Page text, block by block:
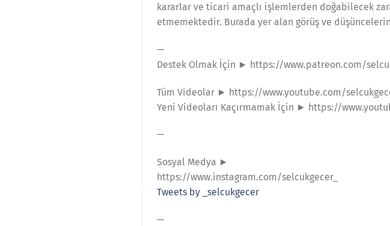
kararlar ve ticari amaçlı işlemlerden doğabilecek
etmemektedir. Burada yer alan görüş ve
—
Destek Olmak İçin ► https://www.patreon.com/
Tüm Videolar ► https://www.youtube.com/
Yeni Videoları Kaçırmamak İçin ► https://
—
Sosyal Medya ►
https://www.instagram.com/selcukgecer_
Tweets by _selcukgecer
—